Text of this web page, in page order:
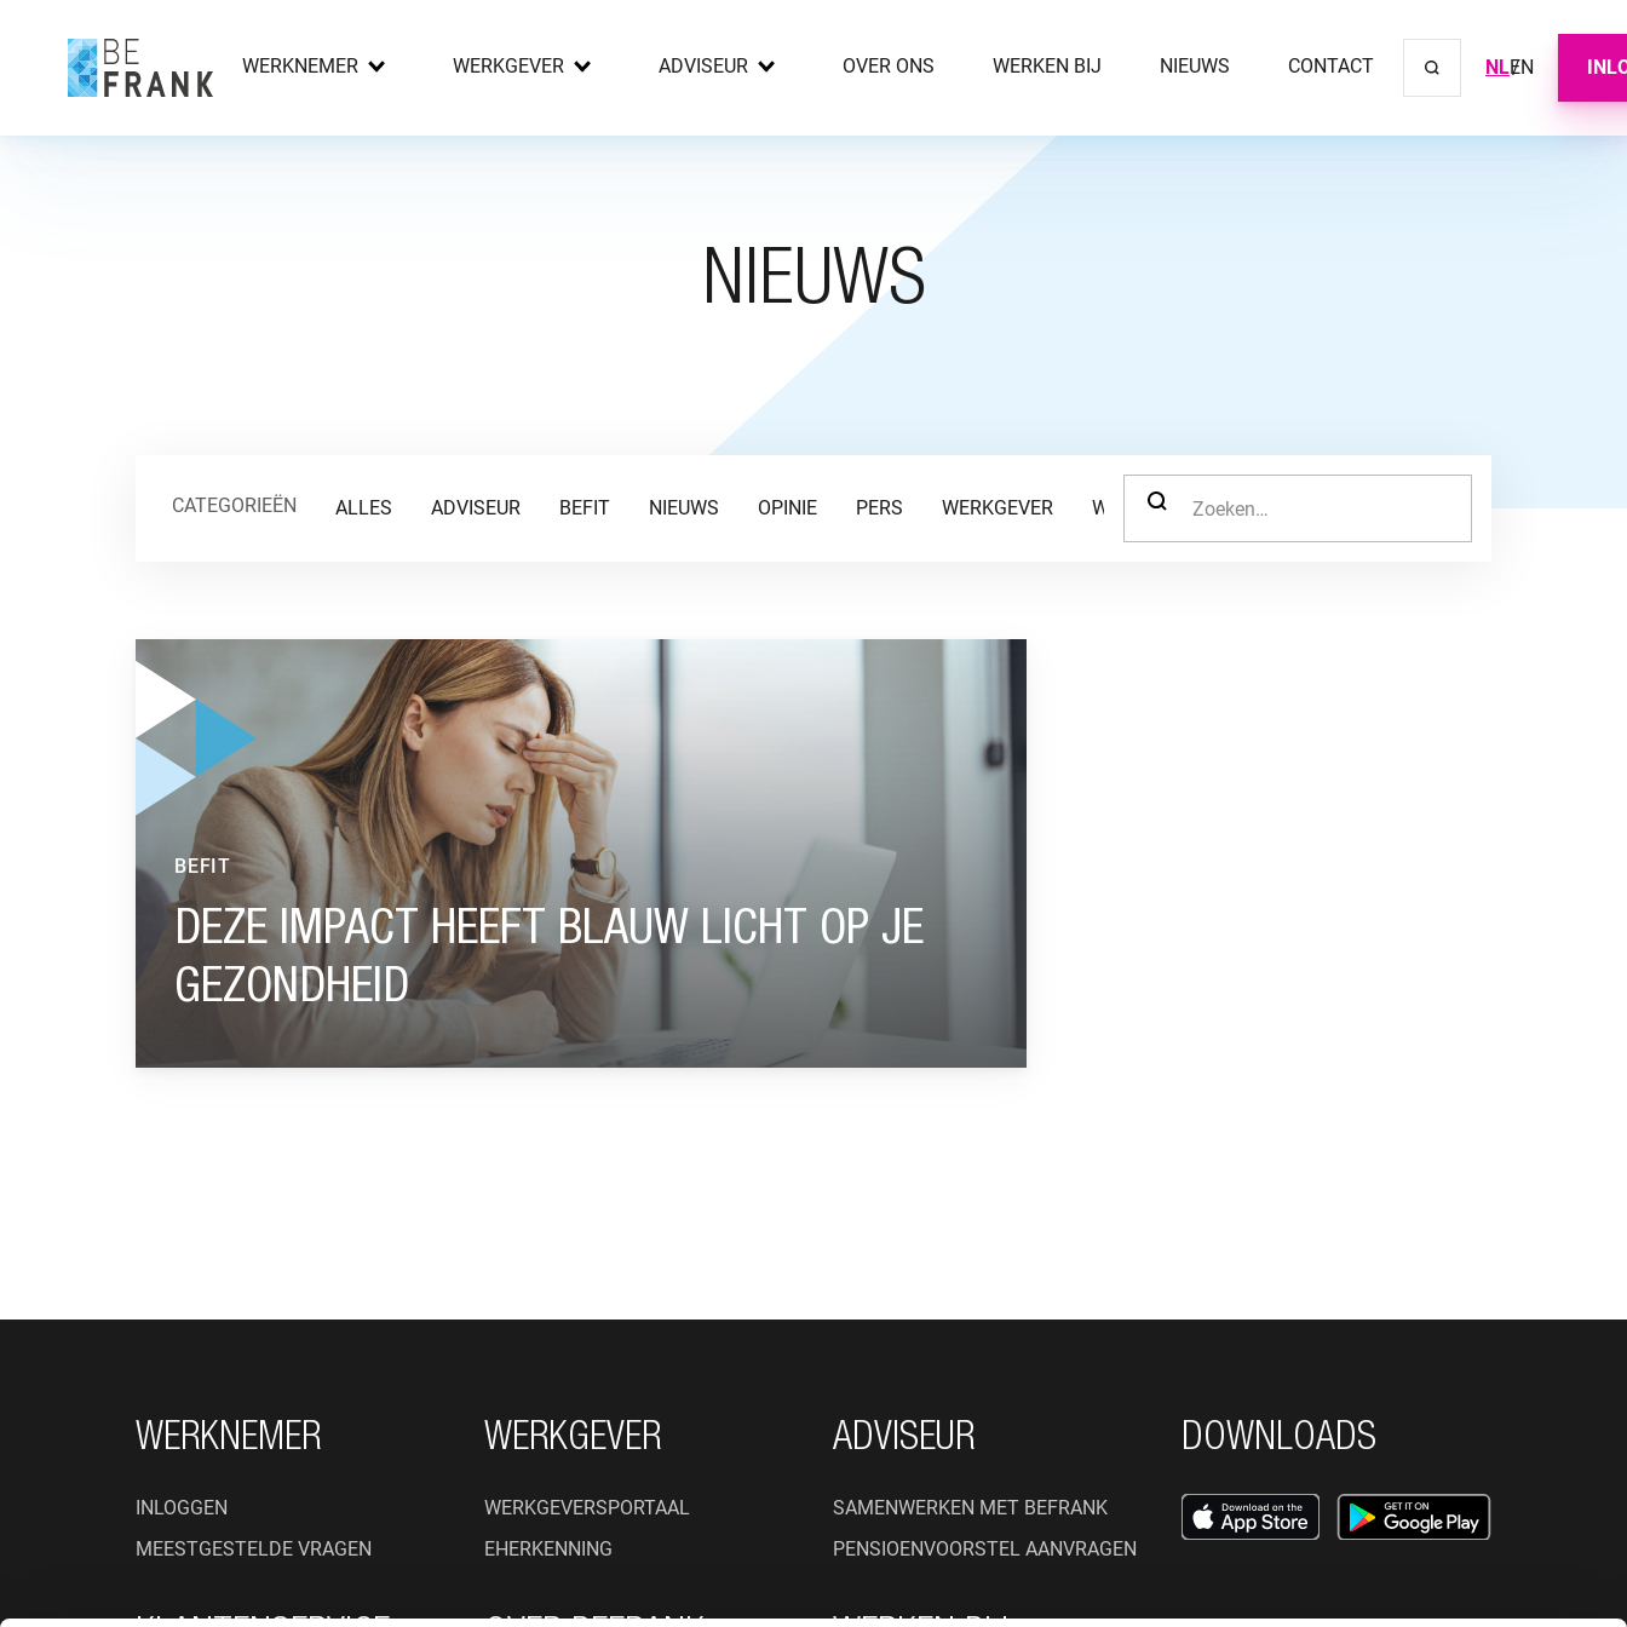
WERKNEMER WERKGEVER ADVISEUR OVER ONS WERKEN BIJ NIEUWS CONTACT NLEN
NIEUWS
CATEGORIEËN ALLES ADVISEUR BEFIT NIEUWS OPINIE PERS WERKGEVER WERKNEMER
ZOEK NAAR:
GA NAAR “DEZE IMPACT HEEFT BLAUW LICHT OP JE GEZONDHEID”
DEZE IMPACT HEEFT BLAUW LICHT OP JE
GEZONDHEID
BEFIT
FOOTER NAVIGATIE
WERKNEMER
INLOGGEN
MEESTGESTELDE VRAGEN
WERKGEVER
WERKGEVERSPORTAAL
EHERKENNING
ADVISEUR
SAMENWERKEN MET BEFRANK
PENSIOENVOORSTEL AANVRAGEN
DOWNLOADS
Sluit